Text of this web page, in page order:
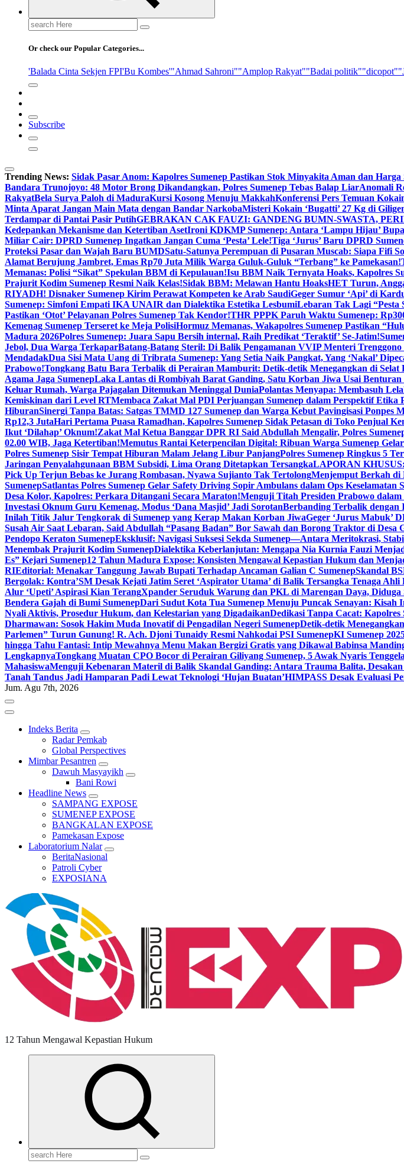
Search
for:
Or check our Popular Categories...
'Balada Cinta Sekjen FPI'Bu Kombes'"Ahmad Sahroni""Amplop Rakyat""Badai politik""dicopot"
Subscribe
Trending News: Sidak Pasar Anom: Kapolres Sumenep Pastikan Stok Minyakita Aman dan Harga
Bandara Trunojoyo: 48 Motor Brong Dikandangkan, Polres Sumenep Tebas Balap LiarAnomali
RakyatBela Surya Paloh di MaduraKursi Kosong Menuju MakkahKonferensi Pers Temuan
Minta Aparat Jangan Main Mata dengan Bandar NarkobaMisteri Kokain ‘Bugatti’ 27 Kg di
Terdampar di Pantai Pasir PutihGEBRAKAN CAK FAUZI: GANDENG BUMN-SWASTA,
Kedepankan Mekanisme dan Ketertiban AsetIroni KDKMP Sumenep: Antara ‘Lampu Hijau’
Miliar Cair: DPRD Sumenep Ingatkan Jangan Cuma ‘Pesta’ Lele!Tiga ‘Jurus’ Baru DPRD
Proteksi Pasar dan Wajah Baru BUMDSatu-Satunya Perempuan di Pusaran Muscab: Siapa Fifi
Alamat Berujung Jambret, Emas Rp70 Juta Milik Warga Guluk-Guluk “Terbang” ke Pamekasan!
Memanas: Polisi “Sikat” Spekulan BBM di Kepulauan!Isu BBM Naik Ternyata Hoaks, Kapolres
Prajurit Kodim Sumenep Resmi Naik Kelas!Sidak BBM: Melawan Hantu HoaksHET Turun,
RIYADH! Disnaker Sumenep Kirim Perawat Kompeten ke Arab SaudiGeger Sumur ‘Api’ di
Sumenep: Simfoni Empati IKA UNAIR dan Dialektika Estetika LesbumiLebaran Tak Lagi “Pesta
Pastikan ‘Otot’ Pelayanan Polres Sumenep Tak Kendor!THR PPPK Paruh Waktu Sumenep:
Kemenag Sumenep Terseret ke Meja PolisiHormuz Memanas, Wakapolres Sumenep Pastikan
Madura 2026Polres Sumenep: Juara Sapu Bersih internal, Raih Predikat ‘Teraktif’ Se-Jatim!
Jebol, Dua Warga TerkaparBatang-Batang Steril: Di Balik Pengamanan VVIP Menteri Trenggono
MendadakDua Sisi Mata Uang di Tribrata Sumenep: Yang Setia Naik Pangkat, Yang ‘Nakal’
Prabowo!Tongkang Batu Bara Terbalik di Perairan Mamburit: Detik-detik Menegangkan di Selat
Agama Jaga SumenepLaka Lantas di Rombiyah Barat Ganding, Satu Korban Jiwa Usai
Keluar Rumah, Warga Pajagalan Ditemukan Meninggal DuniaPolantas Menyapa: Membasuh
Kemiskinan dari Level RTMembaca Zakat Mal PDI Perjuangan Sumenep dalam Perspektif Etika
HiburanSinergi Tanpa Batas: Satgas TMMD 127 Sumenep dan Warga Kebut Pavingisasi Ponpes
Rp12,3 JutaHari Pertama Puasa Ramadhan, Kapolres Sumenep Sidak Petasan di Toko Penjual
Ikut ‘Dilahap’ Oknum!Zakat Mal Ketua Banggar DPR RI Said Abdullah Mengalir, Polres
02.00 WIB, Jaga Ketertiban!Memutus Rantai Keterpencilan Digital: Ribuan Warga Sumenep
Polres Sumenep Sisir Tempat Hiburan Malam Jelang Libur PanjangPolres Sumenep Ringkus 5
Jaringan Penyalahgunaan BBM Subsidi, Lima Orang Ditetapkan TersangkaLAPORAN
Pick Up Terjun Bebas ke Jurang Rombasan, Nyawa Sujianto Tak TertolongMenjemput Berkah di
SumenepSatlantas Polres Sumenep Gelar Safety Driving Sopir Ambulans dalam Ops Keselamatan
Desa Kolor, Kapolres: Perkara Ditangani Secara Maraton!Menguji Titah Presiden Prabowo
Investasi Oknum Guru Kemenag, Modus ‘Dana Masjid’ Jadi SorotanBerbanding Terbalik
Inilah Titik Jalur Tengkorak di Sumenep yang Kerap Makan Korban JiwaGeger ‘Jurus Mabuk’
Susah Air Saat Lebaran, Said Abdullah “Pasang Badan” Bor Sawah dan Borong Traktor di Desa
Pendopo Keraton SumenepEksklusif: Navigasi Suksesi Sekda Sumenep—Antara Meritokrasi,
Menembak Prajurit Kodim SumenepDialektika Keberlanjutan: Mengapa Nia Kurnia Fauzi
Es” Kejari Sumenep12 Tahun Madura Expose: Konsisten Mengawal Kepastian Hukum dan
RIEditorial: Menakar Tanggung Jawab Bupati Terhadap Ancaman Galian C SumenepSkandal
Bergolak: Kontra’SM Desak Kejati Jatim Seret ‘Aspirator Utama’ di Balik Tersangka Tenaga
Alur ‘Upeti’ Aspirasi Kian TerangXpander Seruduk Warung dan PKL di Marengan Daya,
Bendera Gajah di Bumi SumenepDari Sudut Kota Tua Sumenep Menuju Puncak Senayan: Kisah
Nyali Aktivis, Prosedur Hukum, dan Kelestarian yang DigadaikanDedikasi Tanpa Cacat: Kapolres
Dharmawan: Sosok Hakim Muda Inovatif di Pengadilan Negeri SumenepDetik-detik
Parlemen” Turun Gunung! R. Ach. Djoni Tunaidy Resmi Nahkodai PSI SumenepKI Sumenep
hingga Tahu Fantasi: Intip Mewahnya Menu Makan Bergizi Gratis yang Dikawal Babinsa
LengkapnyaTongkang Muatan CPO Bocor di Perairan Giliyang Sumenep, 5 Awak Nyaris
MahasiswaMenguji Kebenaran Materil di Balik Skandal Ganding: Antara Trauma Balita, Desakan
Tanah Tandus Jadi Hamparan Padi Lewat Teknologi ‘Hujan Buatan’HIMPASS Desak Evaluasi
Jum. Agu 7th, 2026
Indeks Berita
Radar Pemkab
Global Perspectives
Mimbar Pesantren
Dawuh Masyayikh
Bani Rowi
Headline News
SAMPANG EXPOSE
SUMENEP EXPOSE
BANGKALAN EXPOSE
Pamekasan Expose
Laboratorium Nalar
BeritaNasional
Patroli Cyber
EXPOSIANA
12 Tahun Mengawal Kepastian Hukum
Search
for: